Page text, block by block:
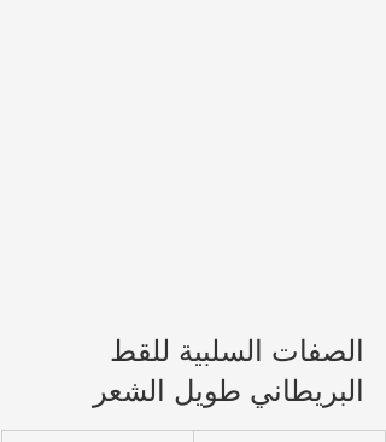
الصفات السلبية للقط
البريطاني طويل الشعر